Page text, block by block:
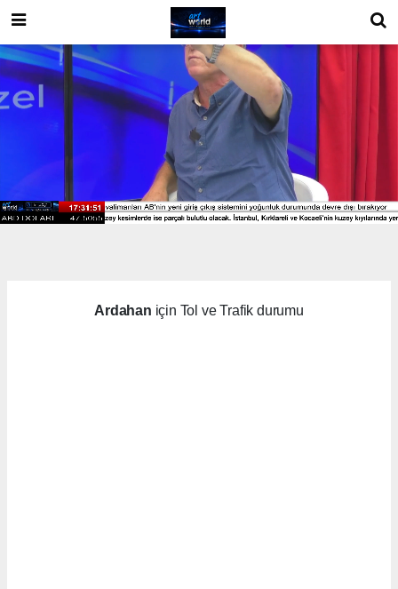
Ardahan için Tol ve Trafik durumu